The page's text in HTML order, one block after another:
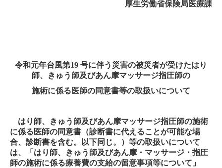
厚生労働省保険局医療課
令和元年台風第19 号に伴う災害の被災者が受けたはり
師、きゅう師及びあん摩マッサージ指圧師の
施術に係る医師の同意書等の取扱いについて
はり師、きゅう師及びあん摩マッサージ指圧師の施術
に係る医師の同意書（診断書に代えることが可能な場
合、診断書を含む。以下同じ。）等の取扱いについて
は、「はり師、きゅう師及びあん摩・マッサージ・指圧
師の施術に係る療養費の支給の留意事項等について」